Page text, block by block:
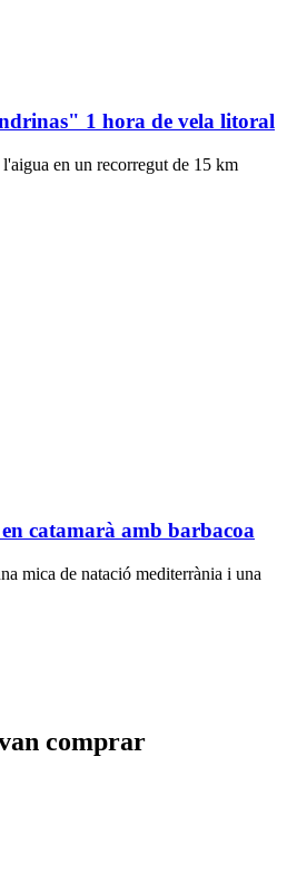
1 hora de vela litoral
en un recorregut de 15 km
catamarà amb barbacoa
mica de natació mediterrània i una
comprar